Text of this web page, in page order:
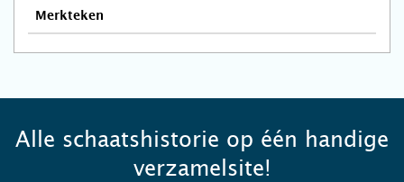
Merkteken
Alle schaatshistorie op één handige
verzamelsite!